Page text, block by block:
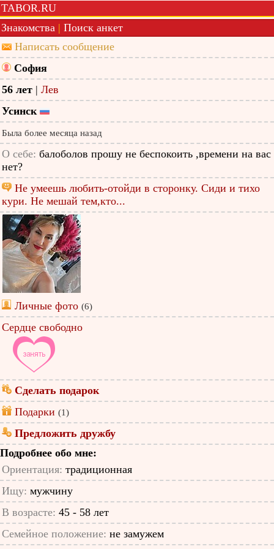
TABOR.RU
Знакомства | Поиск анкет
Написать сообщение
София
56 лет | Лев
Усинск
Была более месяца назад
О себе: балоболов прошу не беспокоить ,времени на вас
нет?
Не умеешь любить-отойди в сторонку. Сиди и тихо
кури. Не мешай тем,кто...
Личные фото (6)
Сердце свободно
Сделать подарок
Подарки (1)
Предложить дружбу
Подробнее обо мне:
Ориентация: традиционная
Ищу: мужчину
В возрасте: 45 - 58 лет
Семейное положение: не замужем